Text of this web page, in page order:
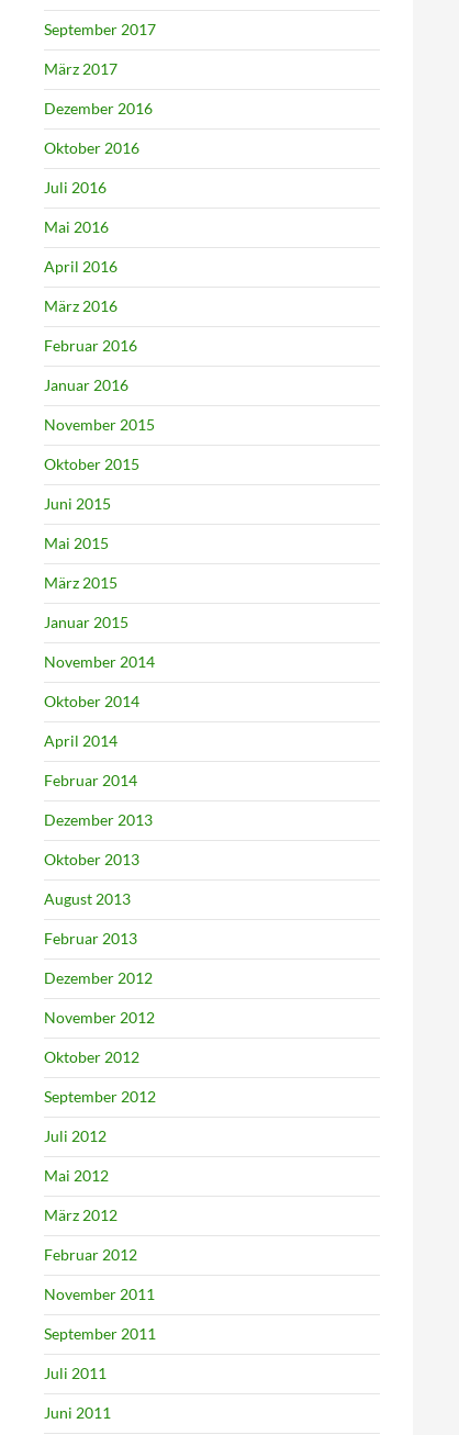
September 2017
März 2017
Dezember 2016
Oktober 2016
Juli 2016
Mai 2016
April 2016
März 2016
Februar 2016
Januar 2016
November 2015
Oktober 2015
Juni 2015
Mai 2015
März 2015
Januar 2015
November 2014
Oktober 2014
April 2014
Februar 2014
Dezember 2013
Oktober 2013
August 2013
Februar 2013
Dezember 2012
November 2012
Oktober 2012
September 2012
Juli 2012
Mai 2012
März 2012
Februar 2012
November 2011
September 2011
Juli 2011
Juni 2011